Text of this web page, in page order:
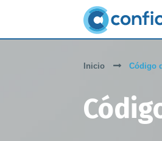
Inicio Código